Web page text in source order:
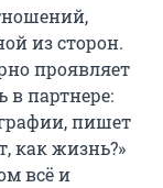
из сторон.
проявляет
в партнере:
пишет
как жизнь?»
всё и